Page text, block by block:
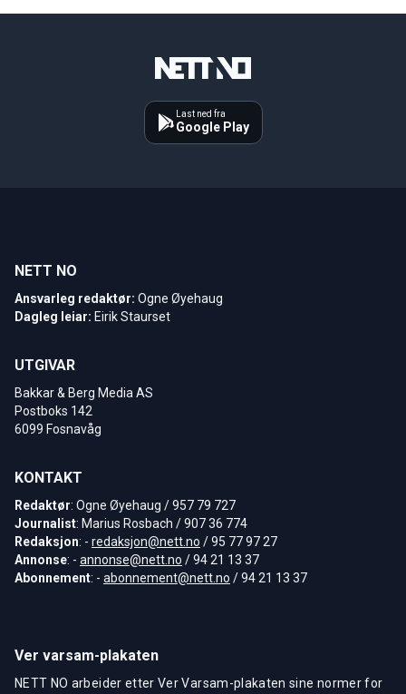
Last ned fra
Google Play
NETT NO
Ansvarleg redaktør: Ogne Øyehaug
Dagleg leiar: Eirik Staurset
UTGIVAR
Bakkar & Berg Media AS
Postboks 142
6099 Fosnavåg
KONTAKT
Redaktør: Ogne Øyehaug / 957 79 727
Journalist: Marius Rosbach / 907 36 774
Redaksjon: - redaksjon@nett.no / 95 77 97 27
Annonse: - annonse@nett.no / 94 21 13 37
Abonnement: - abonnement@nett.no / 94 21 13 37
Ver varsam-plakaten
NETT NO arbeider etter Ver Varsam-plakaten sine normer for